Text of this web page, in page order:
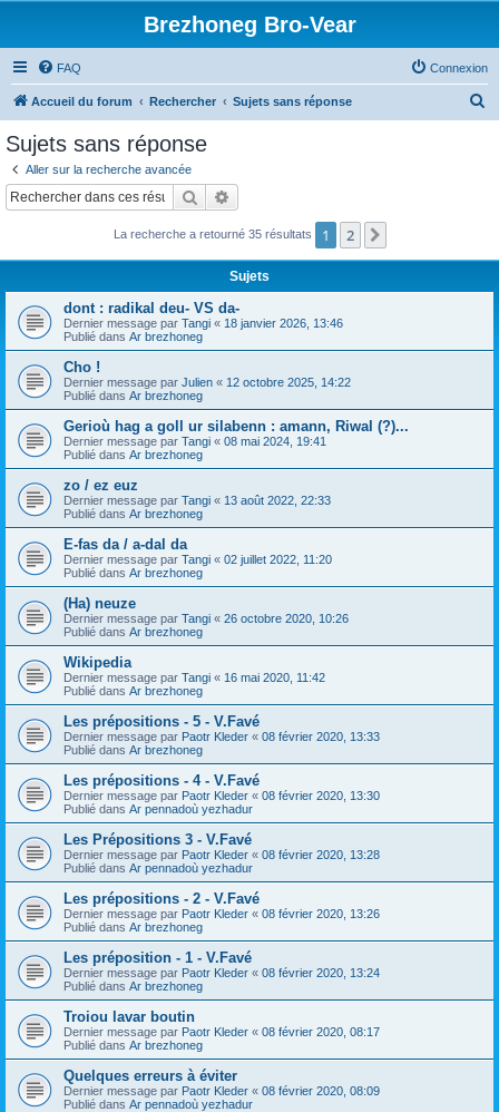
Brezhoneg Bro-Vear
FAQ Connexion
Accueil du forum Rechercher Sujets sans réponse
c
Sujets sans réponse
Aller sur la recherche avancée
Rechercher
La recherche a retourné 35 résultats 1 2
Sujets
dont : radikal deu- VS da-
Dernier message par Tangi « 18 janvier 2026, 13:46
Publié dans Ar brezhoneg
Cho !
Dernier message par Julien « 12 octobre 2025, 14:22
Publié dans Ar brezhoneg
Gerioù hag a goll ur silabenn : amann, Riwal (?)...
Dernier message par Tangi « 08 mai 2024, 19:41
Publié dans Ar brezhoneg
zo / ez euz
Dernier message par Tangi « 13 août 2022, 22:33
Publié dans Ar brezhoneg
E-fas da / a-dal da
Dernier message par Tangi « 02 juillet 2022, 11:20
Publié dans Ar brezhoneg
(Ha) neuze
Dernier message par Tangi « 26 octobre 2020, 10:26
Publié dans Ar brezhoneg
Wikipedia
Dernier message par Tangi « 16 mai 2020, 11:42
Publié dans Ar brezhoneg
Les prépositions - 5 - V.Favé
Dernier message par Paotr Kleder « 08 février 2020, 13:33
Publié dans Ar brezhoneg
Les prépositions - 4 - V.Favé
Dernier message par Paotr Kleder « 08 février 2020, 13:30
Publié dans Ar pennadoù yezhadur
Les Prépositions 3 - V.Favé
Dernier message par Paotr Kleder « 08 février 2020, 13:28
Publié dans Ar pennadoù yezhadur
Les prépositions - 2 - V.Favé
Dernier message par Paotr Kleder « 08 février 2020, 13:26
Publié dans Ar brezhoneg
Les préposition - 1 - V.Favé
Dernier message par Paotr Kleder « 08 février 2020, 13:24
Publié dans Ar brezhoneg
Troiou lavar boutin
Dernier message par Paotr Kleder « 08 février 2020, 08:17
Publié dans Ar brezhoneg
Quelques erreurs à éviter
Dernier message par Paotr Kleder « 08 février 2020, 08:09
Publié dans Ar pennadoù yezhadur